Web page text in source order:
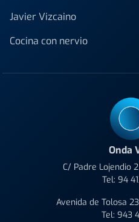
Javier Vizcaino
Cocina con nervio
Onda
C/ Padre Lojendio
Tel: 94
Avenida de Tolosa
Tel: 943